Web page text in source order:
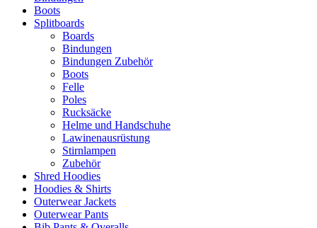
Boots
Splitboards
Boards
Bindungen
Bindungen Zubehör
Boots
Felle
Poles
Rucksäcke
Helme und Handschuhe
Lawinenausrüstung
Stirnlampen
Zubehör
Shred Hoodies
Hoodies & Shirts
Outerwear Jackets
Outerwear Pants